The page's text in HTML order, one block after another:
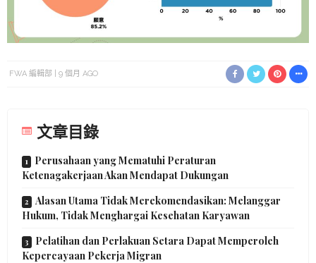
FWA 編輯部 9 個月 AGO
文章目錄
Perusahaan yang Mematuhi Peraturan
Ketenagakerjaan Akan Mendapat Dukungan
Alasan Utama Tidak Merekomendasikan: Melanggar
Hukum, Tidak Menghargai Kesehatan Karyawan
Pelatihan dan Perlakuan Setara Dapat Memperoleh
Kepercayaan Pekerja Migran